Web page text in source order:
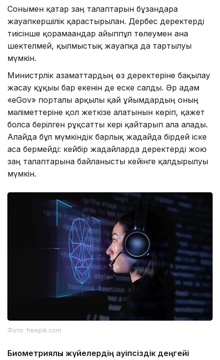
Сонымен қатар заң талаптарын бұзғандарға
жауапкершілік қарастырылған. Дербес деректерді
тиісінше қорғамағандар айыппұл төлеумен ғана
шектелмей, қылмыстық жауапқа да тартылуы
мүмкін.
Министрлік азаматтардың өз деректеріне бақылау
жасау құқығы бар екенін де еске салды. Әр адам
«eGov» порталы арқылы қай ұйымдардың оның
мәліметтеріне қол жеткізе алатынын көріп, қажет
болса берілген рұқсатты кері қайтарып ала алады.
Алайда бұл мүмкіндік барлық жағдайда бірдей іске
аса бермейді: кейбір жағдайларда деректерді жою
заң талаптарына байланысты кейінге қалдырылуы
мүмкін.
Фото: freepik.com
Биометриялық жүйелердің қауіпсіздік деңгейі